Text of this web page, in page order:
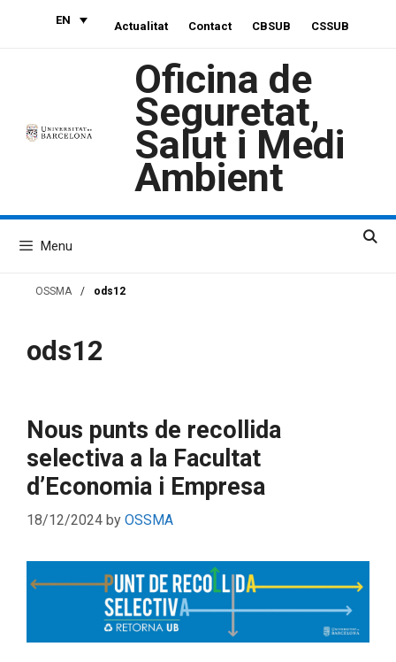
EN Actualitat Contact CBSUB CSSUB
Oficina de
Seguretat,
Salut i Medi
Ambient
Menu
OSSMA / ods12
ods12
Nous punts de recollida
selectiva a la Facultat
d’Economia i Empresa
18/12/2024 by OSSMA